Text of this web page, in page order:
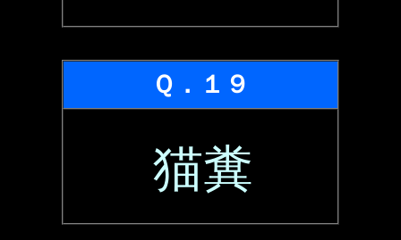
Ｑ．１９
猫糞